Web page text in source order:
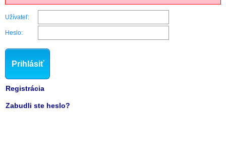
Užívateľ:
Heslo:
Prihlásiť
Registrácia
Zabudli ste heslo?